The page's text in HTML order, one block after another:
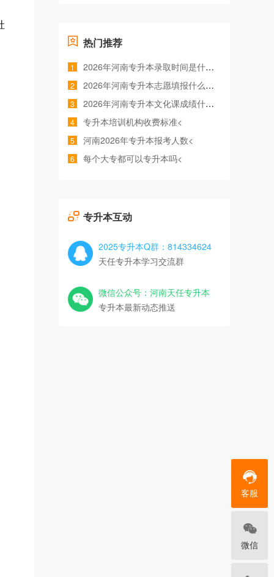
热门推荐
1 2026年河南专升本录取时间是什么时候<
2 2026年河南专升本志愿填报什么时间<
3 2026年河南专升本文化课成绩什么时候公布<
4 专升本培训机构收费标准<
5 河南2026年专升本报考人数<
6 每个大专都可以专升本吗<
专升本互动
2025专升本Q群：814334624
天任专升本学习交流群
微信公众号：河南天任专升本
专升本最新动态推送
客服
微信